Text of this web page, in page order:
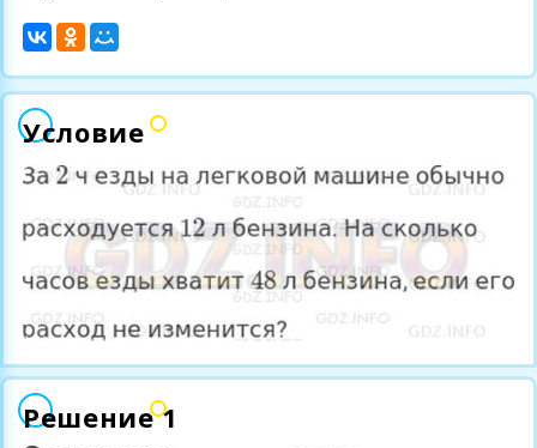
Условие
Решение 1